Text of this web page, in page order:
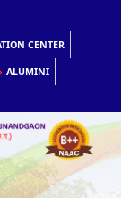
CENTER
ALUMINI